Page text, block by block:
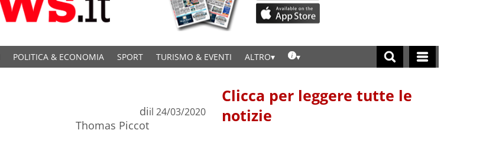
POLITICA & ECONOMIA SPORT TURISMO & EVENTI ALTRO
di
Thomas Piccot
il 24/03/2020
Clicca per leggere tutte le
notizie